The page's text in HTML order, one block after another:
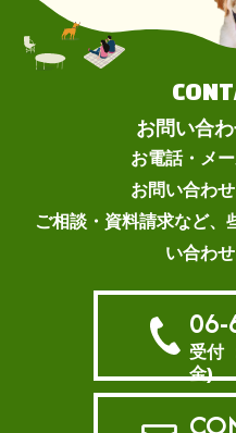
お問い合
お電話・メ
お問い合わ
ご相談・資料請求など、
い合わせ
受付
金)